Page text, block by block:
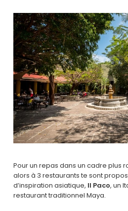
Pour un repas dans un cadre plus
alors à 3 restaurants te sont
d’inspiration asiatique, Il Paco, un
restaurant traditionnel Maya.